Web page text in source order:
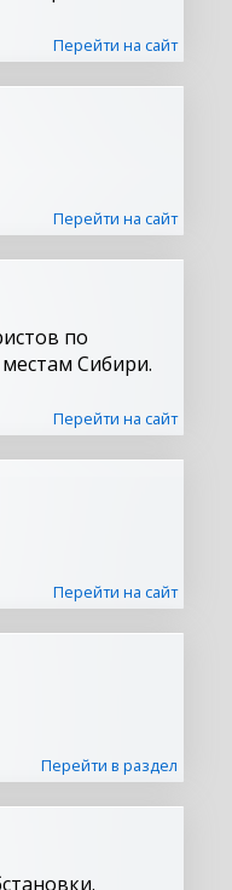
Перейти на сайт
Перейти на сайт
по
Сибири.
Перейти на сайт
Перейти на сайт
Перейти в раздел